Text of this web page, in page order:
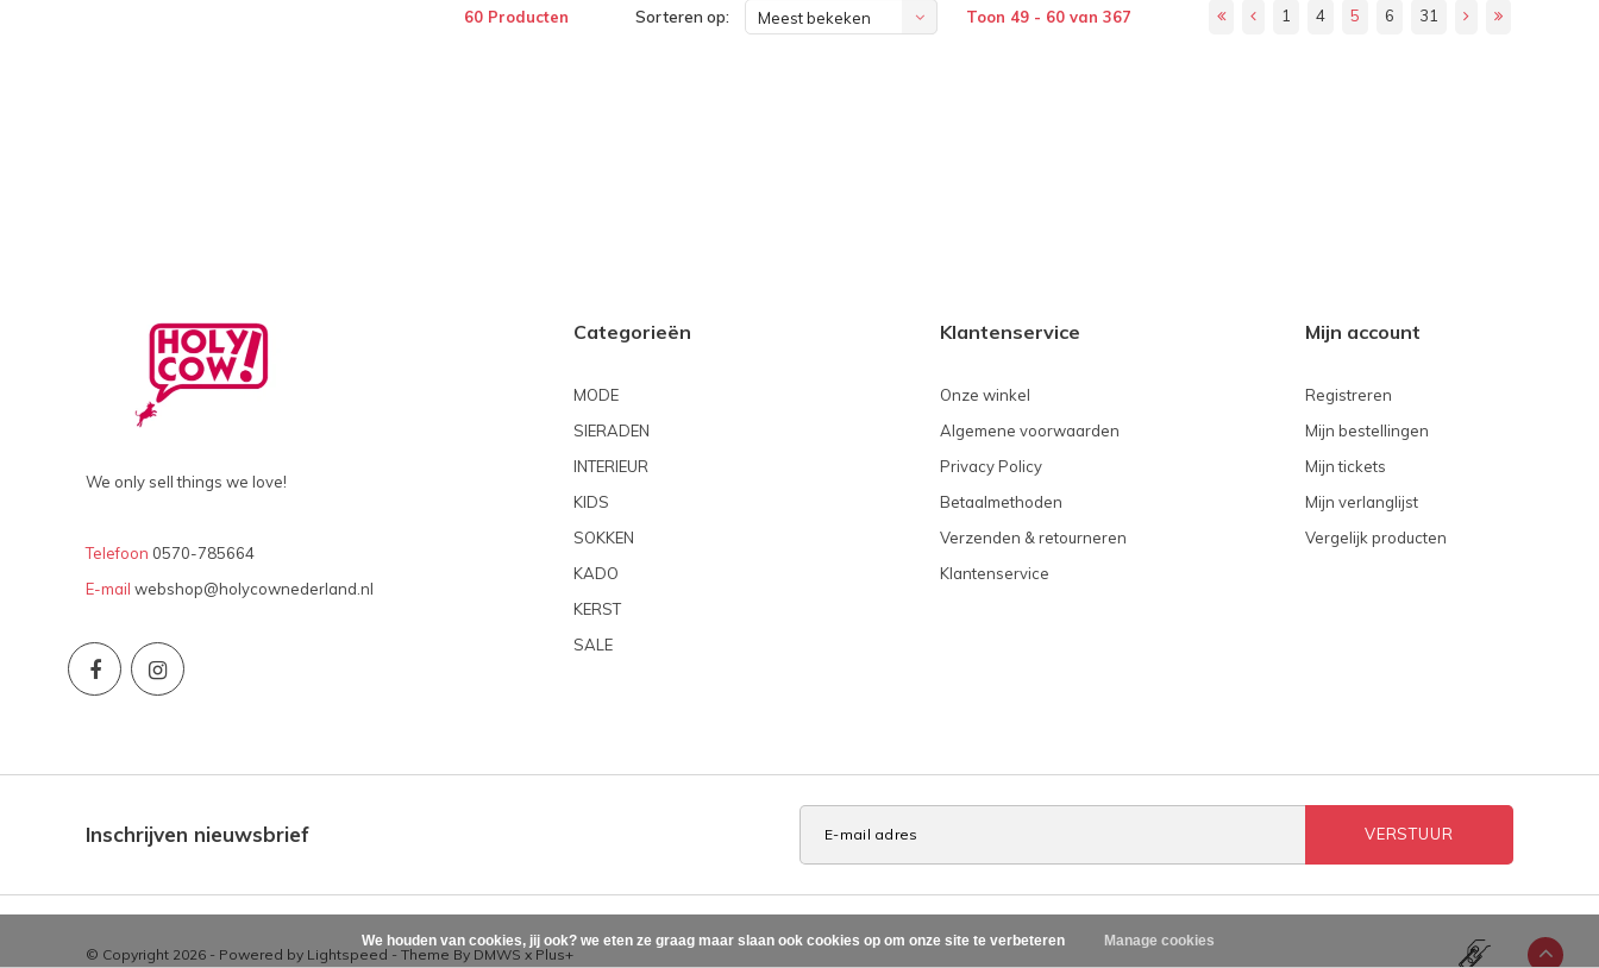
60 Producten Sorteren op: Meest bekeken Toon 49 - 60 van 367 1 4 5 6 31
We only sell things we love!
Telefoon 0570-785664
E-mail webshop@holycownederland.nl
Categorieën
MODE
SIERADEN
INTERIEUR
KIDS
SOKKEN
KADO
KERST
SALE
Klantenservice
Onze winkel
Algemene voorwaarden
Privacy Policy
Betaalmethoden
Verzenden & retourneren
Klantenservice
Mijn account
Registreren
Mijn bestellingen
Mijn tickets
Mijn verlanglijst
Vergelijk producten
Inschrijven nieuwsbrief VERSTUUR
© Copyright 2026 - Powered by Lightspeed - Theme By DMWS x Plus+
We houden van cookies, jij ook? we eten ze graag maar slaan ook cookies op om onze site te verbeteren Manage cookies